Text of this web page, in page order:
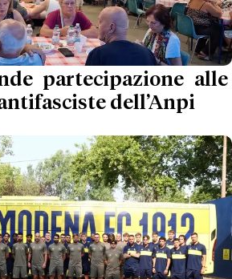
partecipazione alle
dell’Anpi